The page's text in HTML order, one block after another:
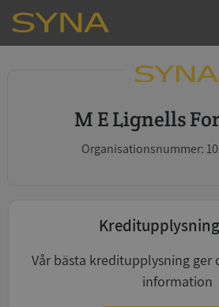
M E Lignells
Organisationsnummer:
Vår bästa kreditupplysning ger
information